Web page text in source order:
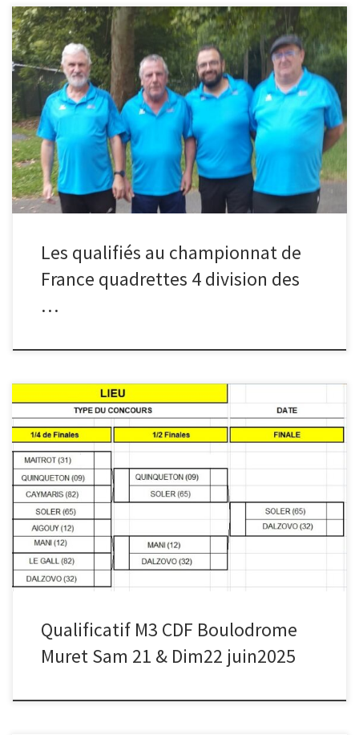
Philippe LASSERRE Johnny ESCOS Michel ORTA Max MILHAS Jean
Luc POUEY
Les qualifiés au championnat de
France quadrettes 4 division des
…
Ligue m3 à muret quart de finale dimanche matin à 8 heures
Tenue obligatoire Jet de But 13h 30
Qualificatif M3 CDF Boulodrome
Muret Sam 21 & Dim22 juin2025